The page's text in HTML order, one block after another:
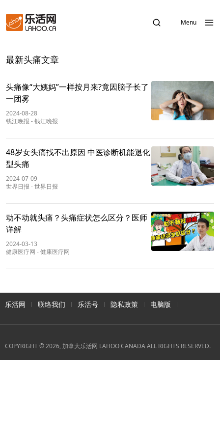
Menu
最新头痛文章
头痛像“大姨妈”一样按月来?竟因脑子长了
一团雾
2024-08-28
钱江晚报 -钱江晚报
48岁女头痛找不出原因 中医诊断机能退化
型头痛
2024-07-09
世界日报 -世界日报
动不动就头痛？头痛症状怎么区分？医师
详解
2024-03-13
健康医疗网 -健康医疗网
乐活网 联络我们 乐活号 隐私政策 电脑版
COPYRIGHT © 2026, 加拿大乐活网 LAHOO CANADA ALL RIGHTS RESERVED.